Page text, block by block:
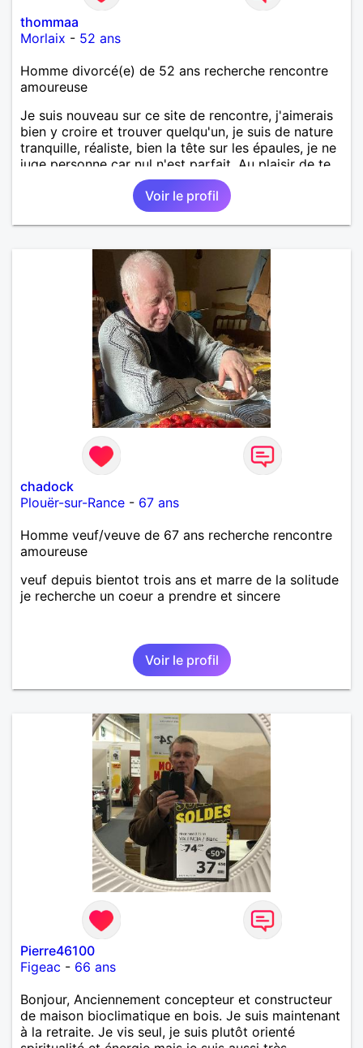
thommaa
Morlaix - 52 ans
Homme divorcé(e) de 52 ans recherche rencontre
amoureuse
Je suis nouveau sur ce site de rencontre, j'aimerais
bien y croire et trouver quelqu'un, je suis de nature
tranquille, réaliste, bien la tête sur les épaules, je ne
juge personne car nul n'est parfait. Au plaisir de te
Voir le profil
chadock
Plouër-sur-Rance - 67 ans
Homme veuf/veuve de 67 ans recherche rencontre
amoureuse
veuf depuis bientot trois ans et marre de la solitude
je recherche un coeur a prendre et sincere
Voir le profil
Pierre46100
Figeac - 66 ans
Bonjour, Anciennement concepteur et constructeur
de maison bioclimatique en bois. Je suis maintenant
à la retraite. Je vis seul, je suis plutôt orienté